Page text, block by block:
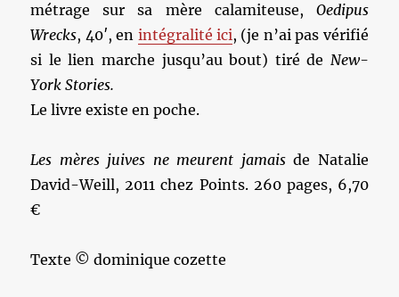
métrage sur sa mère calamiteuse, Oedipus
Wrecks, 40′, en intégralité ici, (je n’ai pas vérifié
si le lien marche jusqu’au bout) tiré de New-
York Stories.
Le livre existe en poche.
Les mères juives ne meurent jamaisde Natalie
David-Weill, 2011 chez Points. 260 pages, 6,70
€
Texte © dominique cozette